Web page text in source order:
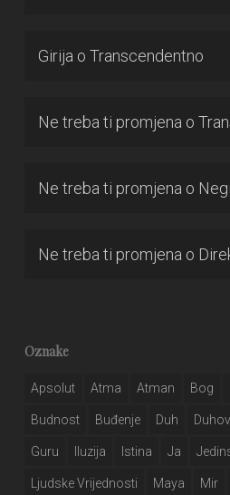
Girija o Transcendentno
Ne treba ti promjena o
Ne treba ti promjena o
Ne treba ti promjena o
Oznake
Apsolut Atma Atman Bog
Budnost Buđenje Duh
Guru Iluzija Istina Ja
Ljudske Vrijednosti Maya Mir